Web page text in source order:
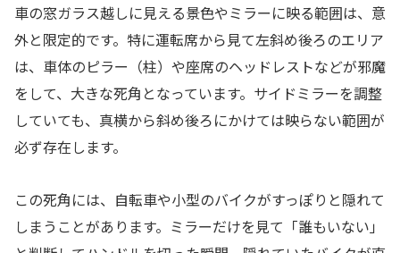
車の窓ガラス越しに見える景色やミラーに映る範囲は、意
外と限定的です。特に運転席から見て左斜め後ろのエリア
は、車体のピラー（柱）や座席のヘッドレストなどが邪魔
をして、大きな死角となっています。サイドミラーを調整
していても、真横から斜め後ろにかけては映らない範囲が
必ず存在します。
この死角には、自転車や小型のバイクがすっぽりと隠れて
しまうことがあります。ミラーだけを見て「誰もいない」